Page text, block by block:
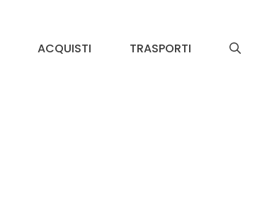
ACQUISTI TRASPORTI